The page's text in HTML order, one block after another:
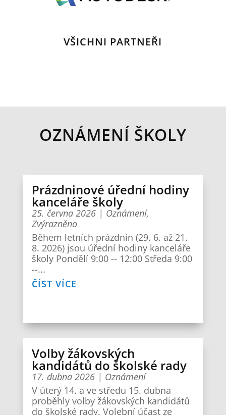
VŠICHNI PARTNEŘI
OZNÁMENÍ ŠKOLY
Prázdninové úřední hodiny
kanceláře školy
25. června 2026| Oznámení,
Zvýrazněno
Během letních prázdnin (29. 6. až 21.
8. 2026) jsou úřední hodiny kanceláře
školy Pondělí 9:00 -- 12:00 Středa 9:00
--...
ČÍST VÍCE
Volby žákovských
kandidátů do školské rady
17. dubna 2026| Oznámení
V úterý 14. a ve středu 15. dubna
proběhly volby žákovských kandidátů
do školské rady. Volební účast ze